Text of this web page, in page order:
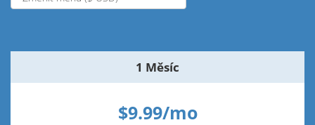
1 Měsíc
$9.99/mo